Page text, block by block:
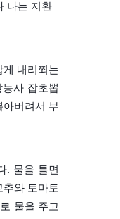
나는 지환
내리쬐는
사 잡초뽑
버려서 부
. 물을 틀면
와 토마토
물을 주고